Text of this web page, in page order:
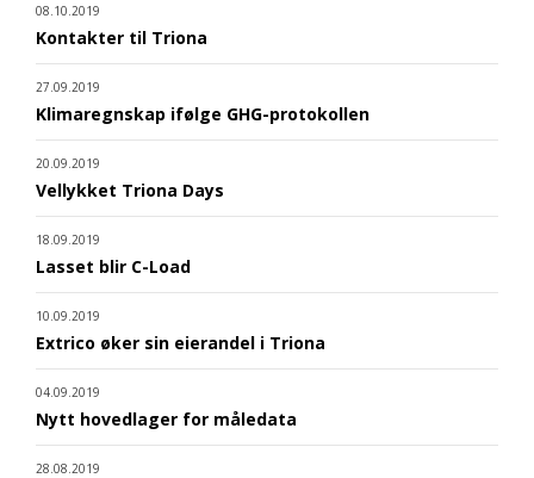
08.10.2019
Kontakter til Triona
27.09.2019
Klimaregnskap ifølge GHG-protokollen
20.09.2019
Vellykket Triona Days
18.09.2019
Lasset blir C-Load
10.09.2019
Extrico øker sin eierandel i Triona
04.09.2019
Nytt hovedlager for måledata
28.08.2019